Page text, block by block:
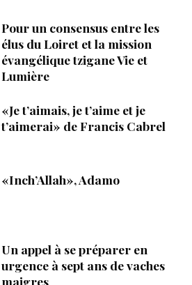
Pour un consensus entre les
élus du Loiret et la mission
évangélique tzigane Vie et
Lumière
«Je t’aimais, je t’aime et je
t’aimerai» de Francis Cabrel
«Inch’Allah», Adamo
Un appel à se préparer en
urgence à sept ans de vaches
maigres